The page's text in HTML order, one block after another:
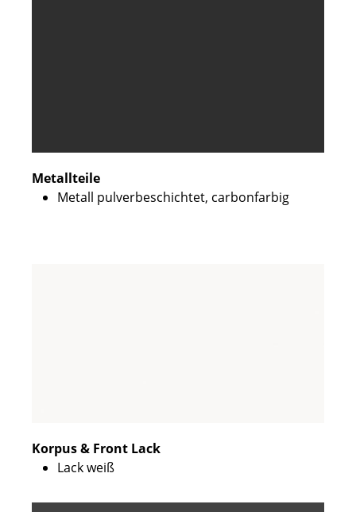
Metallteile
Metall pulverbeschichtet, carbonfarbig
Korpus & Front Lack
Lack weiß